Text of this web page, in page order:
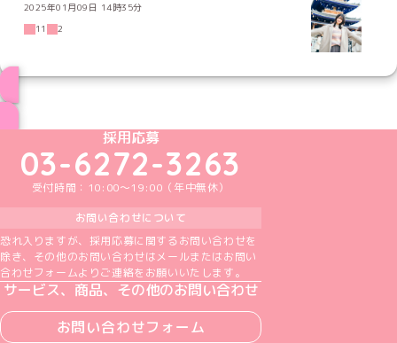
2025年01月09日 14時35分
11
2
めいどりーみんTikTok公式アカウント
めいどりーみんX公式アカウント
めいどりーみんInstagram公式アカウント
めいどりーみんFacebook公式アカウン
めいどりーみんYouTube公式アカ
採用応募
03-6272-3263
受付時間：10:00～19:00（年中無休）
お問い合わせについて
恐れ入りますが、採用応募に関するお問い合わせを
除き、その他のお問い合わせはメールまたはお問い
合わせフォームよりご連絡をお願いいたします。
サービス、商品、その他のお問い合わせ
お問い合わせフォーム